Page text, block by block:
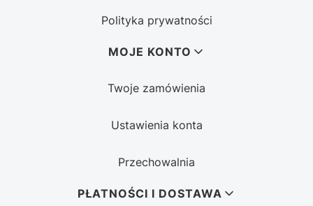
Polityka prywatności
MOJE KONTO
Twoje zamówienia
Ustawienia konta
Przechowalnia
PŁATNOŚCI I DOSTAWA